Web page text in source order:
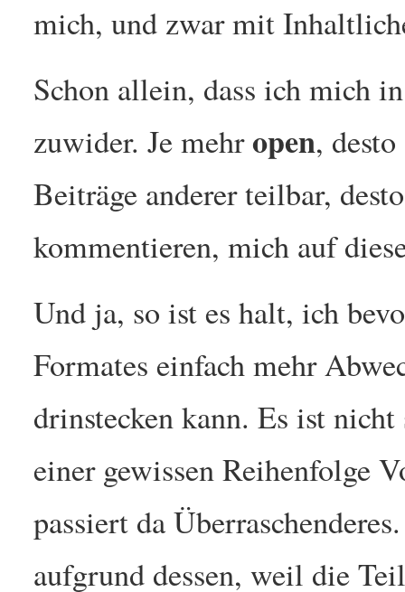
mich, und zwar mit
Schon allein, dass ich mich
zuwider. Je mehropen,
Beiträge anderer teilbar,
kommentieren, mich auf
Und ja, so ist es halt, ich
Formates einfach mehr
drinstecken kann. Es ist
einer gewissen Reihenfolge
passiert da
aufgrund dessen, weil die